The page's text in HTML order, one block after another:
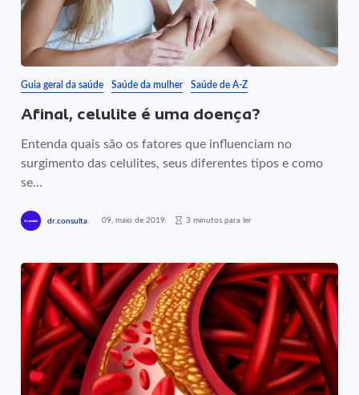
Guia geral da saúde Saúde da mulher Saúde de A-Z
Afinal, celulite é uma doença?
Entenda quais são os fatores que influenciam no
surgimento das celulites, seus diferentes tipos e como
se...
dr.consulta 09, maio de 2019 3 minutos para ler